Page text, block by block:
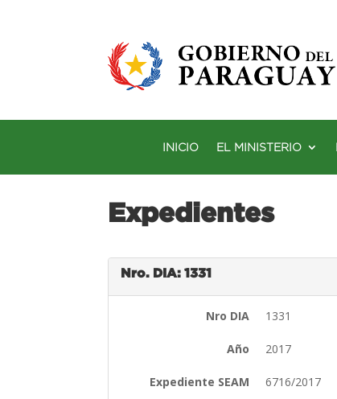
INICIO EL MINISTERIO
Expedientes
Nro. DIA: 1331
Nro DIA 1331
Año 2017
Expediente SEAM 6716/2017